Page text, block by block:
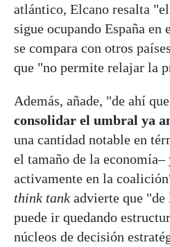
atlántico, Elcano resalta
sigue ocupando España en
se compara con otros
que "no permite relajar la
Además, añade, "de ahí que
consolidar el umbral ya
una cantidad notable en
el tamaño de la
activamente en la
think tank advierte que "de
puede ir quedando
núcleos de decisión